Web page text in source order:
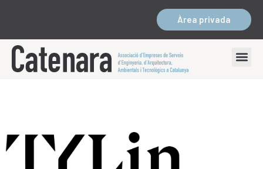
Àrea privada